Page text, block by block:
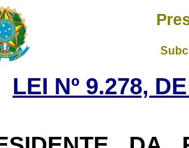
LEI Nº 9.278,